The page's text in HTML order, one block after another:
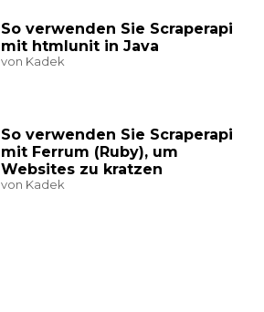
So verwenden Sie Scraperapi
mit htmlunit in Java
von Kadek
So verwenden Sie Scraperapi
mit Ferrum (Ruby), um
Websites zu kratzen
von Kadek